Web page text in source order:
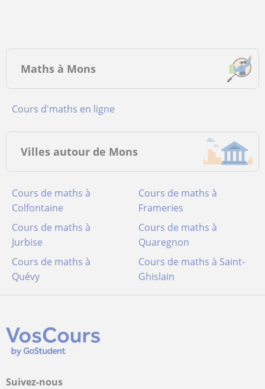
Maths à Mons
Cours d'maths en ligne
Villes autour de Mons
Cours de maths à
Colfontaine
Cours de maths à
Frameries
Cours de maths à
Jurbise
Cours de maths à
Quaregnon
Cours de maths à
Quévy
Cours de maths à Saint-
Ghislain
Suivez-nous